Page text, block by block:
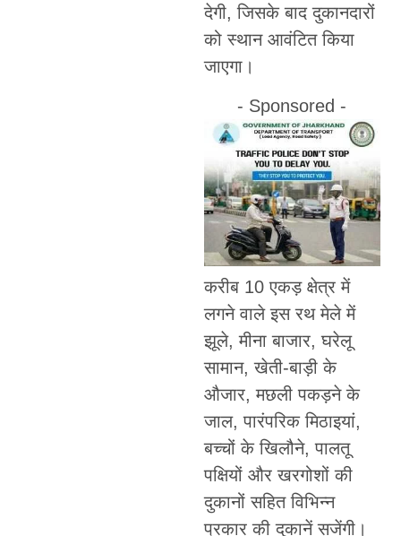
देगी, जिसके बाद दुकानदारों
को स्थान आवंटित किया
जाएगा।
- Sponsored -
करीब 10 एकड़ क्षेत्र में
लगने वाले इस रथ मेले में
झूले, मीना बाजार, घरेलू
सामान, खेती-बाड़ी के
औजार, मछली पकड़ने के
जाल, पारंपरिक मिठाइयां,
बच्चों के खिलौने, पालतू
पक्षियों और खरगोशों की
दुकानों सहित विभिन्न
प्रकार की दुकानें सजेंगी।